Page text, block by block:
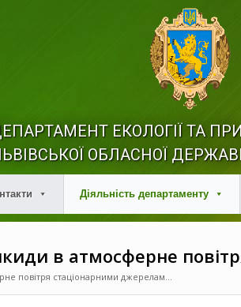
ЕКОЛОГІЇ ТА
ОБЛАСНОЇ
Діяльність департаменту
в атмосферне
повітря стаціонарними джерелам...